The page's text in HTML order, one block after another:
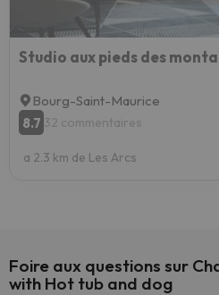
Studio aux pieds des
Bourg-Saint-Maurice
8.7 32 commentaires
a 2.3 km de Les Arcs
Foire aux questions sur
with Hot tub and dog